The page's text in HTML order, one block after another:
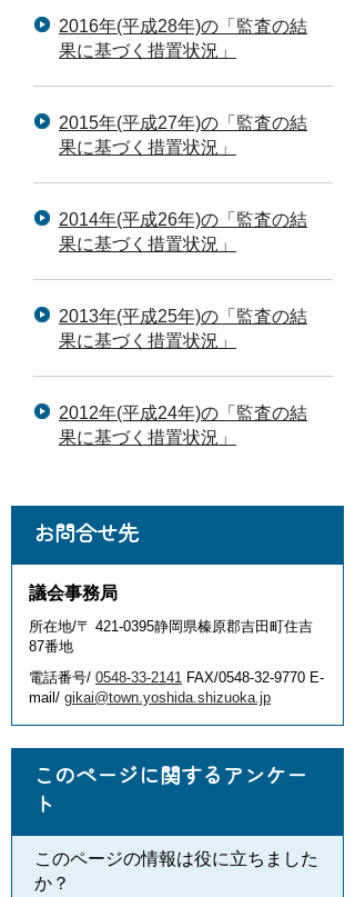
2016年(平成28年)の「監査の結
果に基づく措置状況」
2015年(平成27年)の「監査の結
果に基づく措置状況」
2014年(平成26年)の「監査の結
果に基づく措置状況」
2013年(平成25年)の「監査の結
果に基づく措置状況」
2012年(平成24年)の「監査の結
果に基づく措置状況」
お問合せ先
議会事務局
所在地/〒 421-0395静岡県榛原郡吉田町住吉
87番地
電話番号/ 0548-33-2141 FAX/0548-32-9770 E-
mail/ gikai@town.yoshida.shizuoka.jp
このページに関するアンケー
ト
このページの情報は役に立ちました
か？